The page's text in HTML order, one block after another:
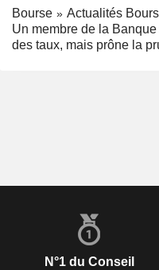
Bourse
Actualités
Un membre de la
des taux, mais prône la
N°1 du Conseil